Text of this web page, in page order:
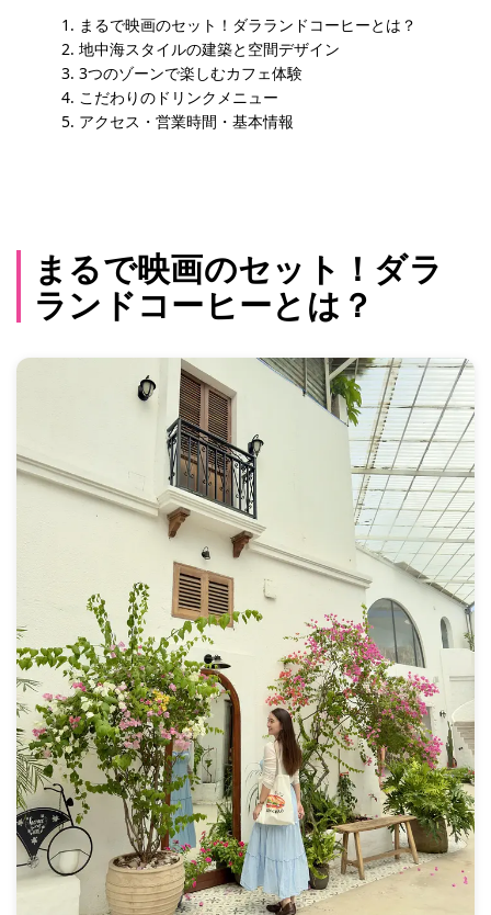
まるで映画のセット！ダラランドコーヒーとは？
地中海スタイルの建築と空間デザイン
3つのゾーンで楽しむカフェ体験
こだわりのドリンクメニュー
アクセス・営業時間・基本情報
まるで映画のセット！ダラ
ランドコーヒーとは？